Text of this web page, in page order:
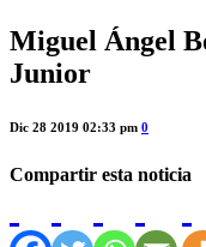
Miguel Ángel
Junior
Dic 28 2019 02:33 pm 0
Compartir esta noticia